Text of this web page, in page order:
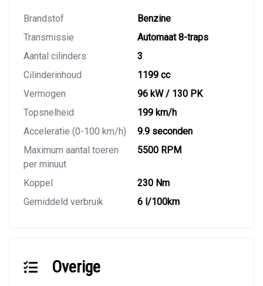
Brandstof
Benzine
Transmissie
Automaat 8-traps
Aantal cilinders
3
Cilinderinhoud
1199 cc
Vermogen
96 kW / 130 PK
Topsnelheid
199 km/h
Acceleratie (0-100 km/h)
9.9 seconden
Maximum aantal toeren
per minuut
5500 RPM
Koppel
230 Nm
Gemiddeld verbruik
6 l/100km
Overige